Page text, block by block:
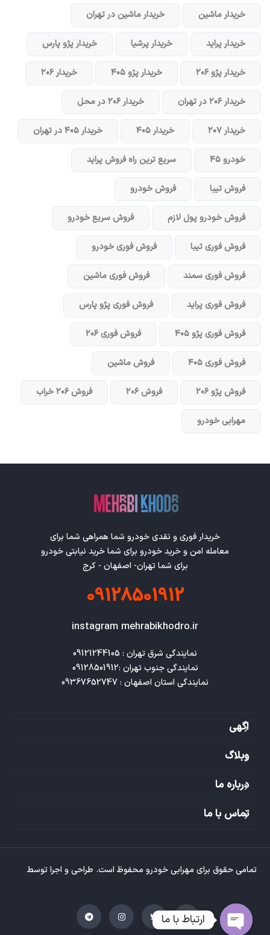
خریدار ماشین خریدار ماشین در تهران
خریدار پراید خریدار پرشیا خریدار پژو پارس
خریدار پژو ۲۰۶ خریدار پژو ۴۰۵ خریدار ۲۰۶
خریدار ۲۰۶ در تهران خریدار ۲۰۶ در محل
خریدار ۲۰۷ خریدار ۴۰۵ خریدار ۴۰۵ در تهران
خودرو ۴۵ سریع ترین راه فروش پراید
فروش تیبا فروش خودرو
فروش خودرو پول لازم فروش سریع خودرو
فروش فوری تیبا فروش فوری خودرو
فروش فوری سمند فروش فوری ماشین
فروش فوری پراید فروش فوری پژو پارس
فروش فوری پژو ۴۰۵ فروش فوری ۲۰۶
فروش فوری ۴۰۵ فروش ماشین
فروش پژو ۲۰۶ فروش ۲۰۶ فروش ۲۰۶ خراب
مهرابی خودرو
خریدار فوری و نقدی خودرو شما همراهی شما برای
معامله امن و خرید خودرو برای شما خرید نیابتی خودرو
برای شما تهران- اصفهان - کرج
09128501912
instagram mehrabikhodro.ir
نمایندگی استان اصفهان : 09367652747
اگهی
وبلاگ
درباره ما
تماس با ما
تمامی حقوق برای مهرابی خودرو محفوظ است. طراحی و اجرا توسط
ارتباط با ما